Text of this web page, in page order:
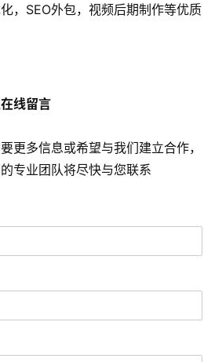
，SEO外包，视频后期制作等优质
线留言
更多信息或希望与我们建立合作，
专业团队将尽快与您联系